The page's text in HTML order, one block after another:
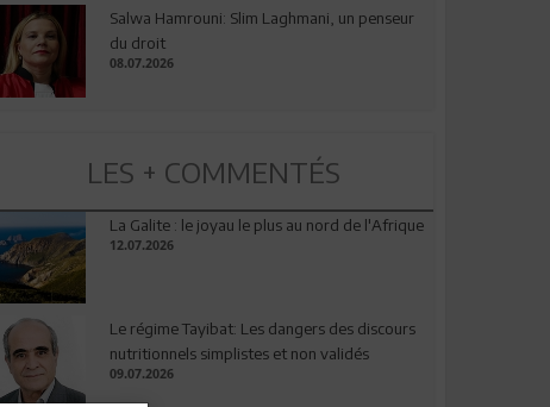
Salwa Hamrouni: Slim Laghmani, un penseur
du droit
08.07.2026
LES + COMMENTÉS
La Galite : le joyau le plus au nord de l'Afrique
12.07.2026
Le régime Tayibat: Les dangers des discours
nutritionnels simplistes et non validés
09.07.2026